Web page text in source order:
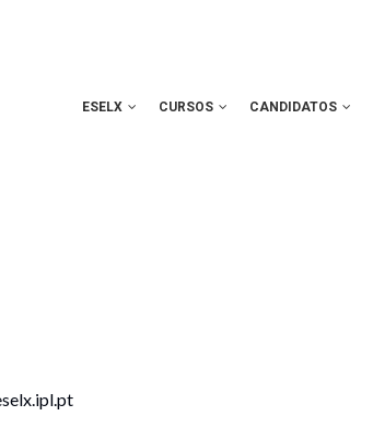
ESELX CURSOS CANDIDATOS